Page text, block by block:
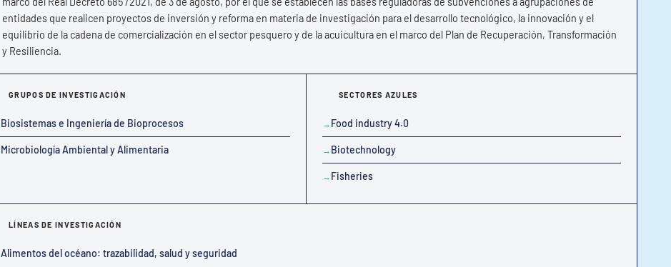
entidades que realicen proyectos de inversión y reforma en materia de investigación para el desarrollo tecnológico, la innovación y el
equilibrio de la cadena de comercialización en el sector pesquero y de la acuicultura en el marco del Plan de Recuperación, Transformación
y Resiliencia.
GRUPOS DE INVESTIGACIÓN
Biosistemas e Ingeniería de Bioprocesos
Microbiología Ambiental y Alimentaria
SECTORES AZULES
Food industry 4.0
Biotechnology
Fisheries
LÍNEAS DE INVESTIGACIÓN
Alimentos del océano: trazabilidad, salud y seguridad